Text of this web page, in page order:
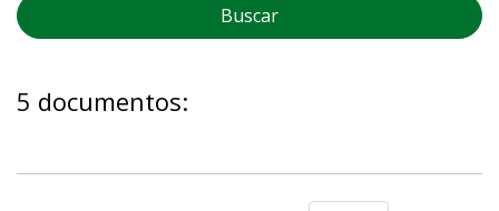
Buscar
5 documentos: